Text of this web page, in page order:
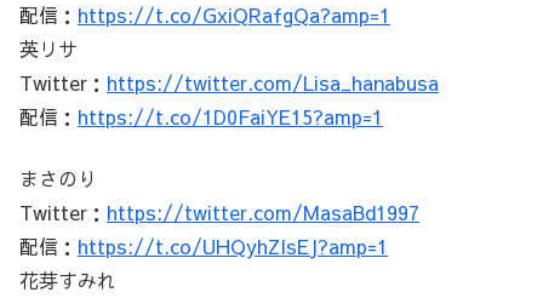
配信： https://t.co/GxiQRafgQa?amp=1
英リサ
Twitter： https://twitter.com/Lisa_hanabusa
配信： https://t.co/1D0FaiYE15?amp=1
まさのり
Twitter： https://twitter.com/MasaBd1997
配信： https://t.co/UHQyhZIsEJ?amp=1
花芽すみれ